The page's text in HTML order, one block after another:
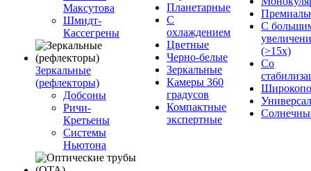
Максутова
Шмидт-
Кассегрены
Зеркальные
(рефлекторы)
Добсоны
Ричи-
Кретьены
Системы
Ньютона
Планетарные
С
охлаждением
Цветные
Черно-белые
Зеркальные
Камеры 360
градусов
Компактные
экспертные
С
(>15x)
Со